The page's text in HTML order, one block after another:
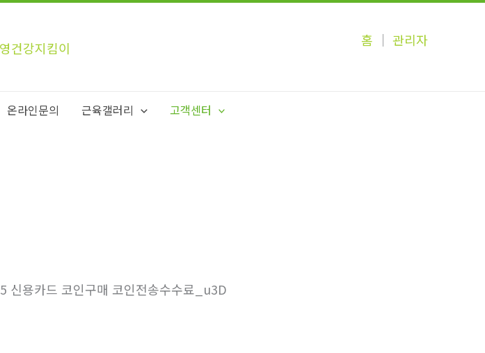
홈 │ 관리자
온라인문의 근육갤러리 고객센터
신용카드 코인구매 코인전송수수료_u3D